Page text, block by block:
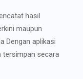
hasil
maupun
Dengan aplikasi
tersimpan secara